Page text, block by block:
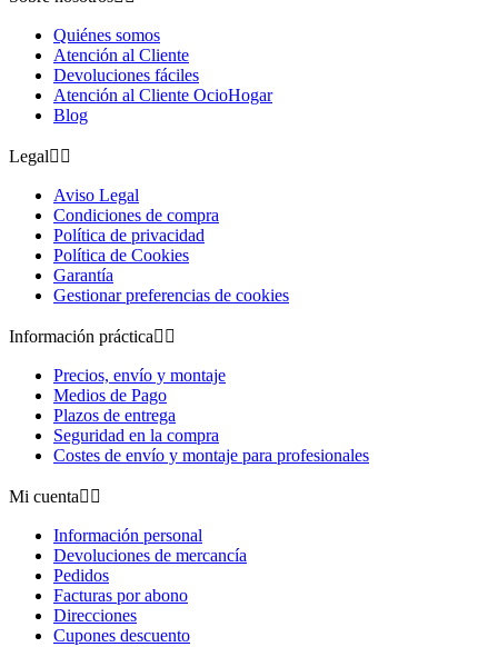
Quiénes somos
Atención al Cliente
Devoluciones fáciles
Atención al Cliente OcioHogar
Blog
Legal 
Aviso Legal
Condiciones de compra
Política de privacidad
Política de Cookies
Garantía
Gestionar preferencias de cookies
Información práctica 
Precios, envío y montaje
Medios de Pago
Plazos de entrega
Seguridad en la compra
Costes de envío y montaje para profesionales
Mi cuenta 
Información personal
Devoluciones de mercancía
Pedidos
Facturas por abono
Direcciones
Cupones descuento